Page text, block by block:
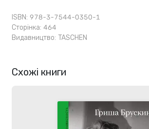
ISBN: 978-3-7544-0350-1
Сторінка: 464
Видавництво: TASCHEN
Схожі книги